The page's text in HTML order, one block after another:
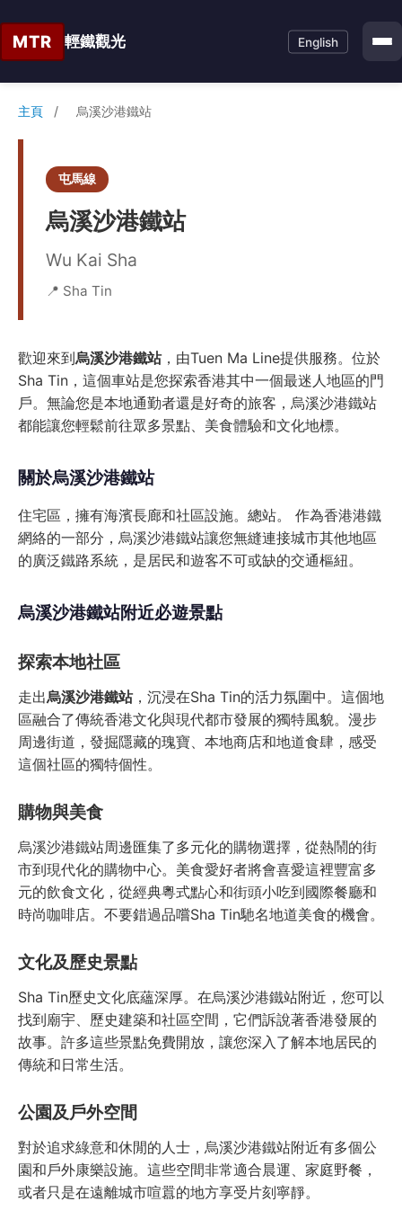
MTR 輕鐵觀光 English
主頁 / 烏溪沙港鐵站
屯馬線
烏溪沙港鐵站
Wu Kai Sha
📍 Sha Tin
歡迎來到烏溪沙港鐵站，由Tuen Ma Line提供服務。位於
Sha Tin，這個車站是您探索香港其中一個最迷人地區的門
戶。無論您是本地通勤者還是好奇的旅客，烏溪沙港鐵站
都能讓您輕鬆前往眾多景點、美食體驗和文化地標。
關於烏溪沙港鐵站
住宅區，擁有海濱長廊和社區設施。總站。 作為香港港鐵
網絡的一部分，烏溪沙港鐵站讓您無縫連接城市其他地區
的廣泛鐵路系統，是居民和遊客不可或缺的交通樞紐。
烏溪沙港鐵站附近必遊景點
探索本地社區
走出烏溪沙港鐵站，沉浸在Sha Tin的活力氛圍中。這個地
區融合了傳統香港文化與現代都市發展的獨特風貌。漫步
周邊街道，發掘隱藏的瑰寶、本地商店和地道食肆，感受
這個社區的獨特個性。
購物與美食
烏溪沙港鐵站周邊匯集了多元化的購物選擇，從熱鬧的街
市到現代化的購物中心。美食愛好者將會喜愛這裡豐富多
元的飲食文化，從經典粵式點心和街頭小吃到國際餐廳和
時尚咖啡店。不要錯過品嚐Sha Tin馳名地道美食的機會。
文化及歷史景點
Sha Tin歷史文化底蘊深厚。在烏溪沙港鐵站附近，您可以
找到廟宇、歷史建築和社區空間，它們訴說著香港發展的
故事。許多這些景點免費開放，讓您深入了解本地居民的
傳統和日常生活。
公園及戶外空間
對於追求綠意和休閒的人士，烏溪沙港鐵站附近有多個公
園和戶外康樂設施。這些空間非常適合晨運、家庭野餐，
或者只是在遠離城市喧囂的地方享受片刻寧靜。